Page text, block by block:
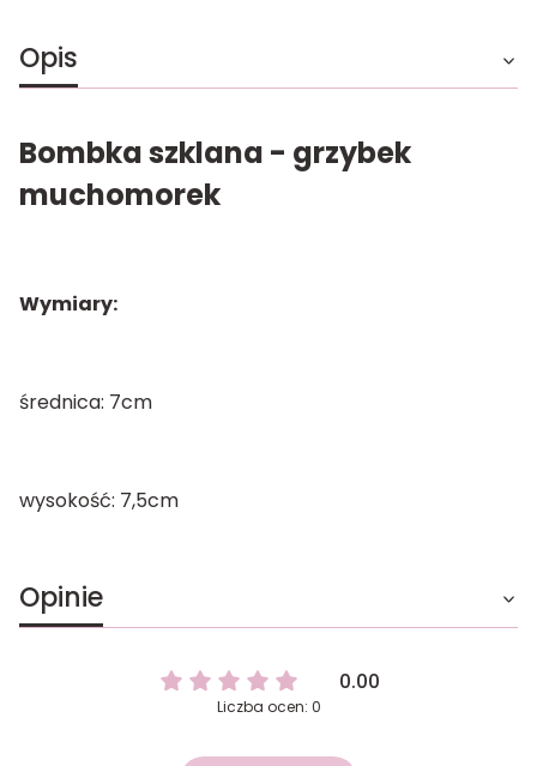
Opis
Bombka szklana - grzybek
muchomorek
Wymiary:
średnica: 7cm
wysokość: 7,5cm
Opinie
0.00
Liczba ocen: 0